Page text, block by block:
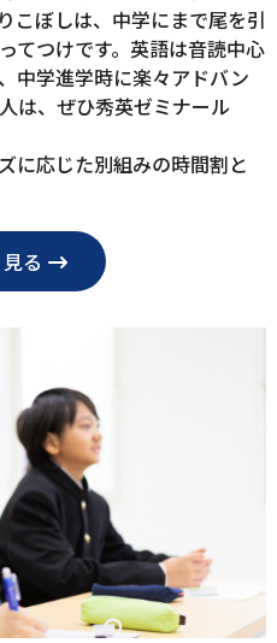
こぼしは、中学にまで尾を引
てつけです。英語は⾳読中⼼
中学進学時に楽々アドバン
は、ぜひ秀英ゼミナール
に応じた別組みの時間割と
る